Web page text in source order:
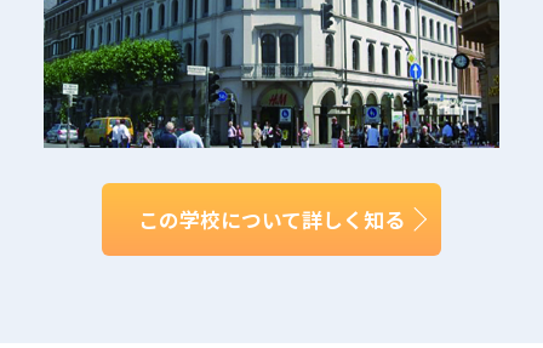
この学校について詳しく知る